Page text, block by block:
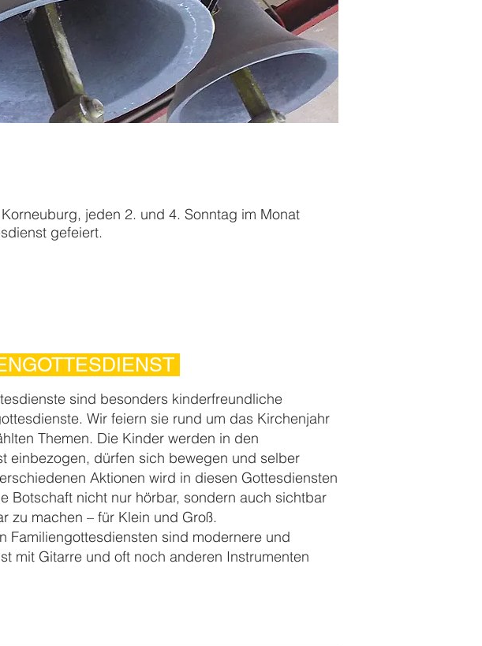
jeden 2. und 4. Sonntag im Monat
gefeiert.
sind besonders kinderfreundliche
Wir feiern sie rund um das Kirchenjahr
Themen. Die Kinder werden in den
einbezogen, dürfen sich bewegen und selber
Aktionen wird in diesen Gottesdiensten
Botschaft nicht nur hörbar, sondern auch sichtbar
zu machen – für Klein und Groß.
Familiengottesdiensten sind modernere und
mit Gitarre und oft noch anderen Instrumenten